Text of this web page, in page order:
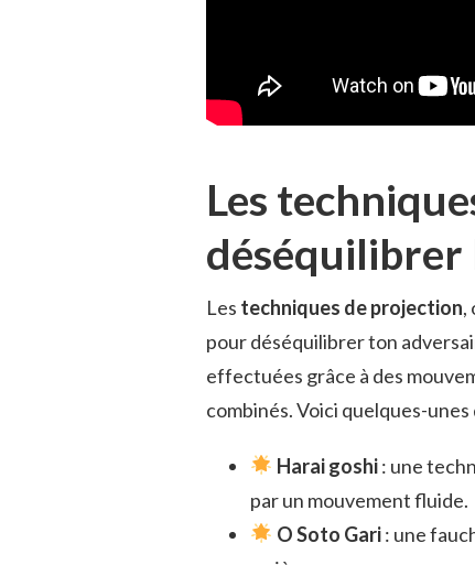
Les
déséquilibrer
Les techniques de projection,
pour déséquilibrer ton
effectuées grâce à des
combinés. Voici quelques-unes
Harai goshi: une
par un mouvement fluide.
O Soto Gari: une